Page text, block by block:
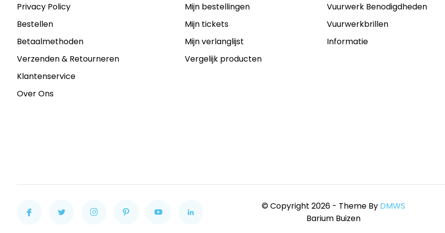
Privacy Policy
Bestellen
Betaalmethoden
Verzenden & Retourneren
Klantenservice
Over Ons
Mijn bestellingen
Mijn tickets
Mijn verlanglijst
Vergelijk producten
Vuurwerk Benodigdheden
Vuurwerkbrillen
Informatie
© Copyright 2026 - Theme By DMWS
Barium Buizen